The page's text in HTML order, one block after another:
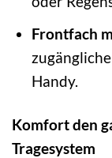
Frontfach
Handy.
Komfort den
Tragesystem